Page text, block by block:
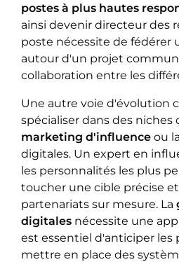
postes à plus hautes
ainsi devenir directeur des
poste nécessite de fédérer
autour d'un projet commun
collaboration entre les
Une autre voie d'évolution
spécialiser dans des niches
marketing d'influence ou
digitales. Un expert en
les personnalités les plus
toucher une cible précise
partenariats sur mesure. La
digitales nécessite une
est essentiel d'anticiper les
mettre en place des